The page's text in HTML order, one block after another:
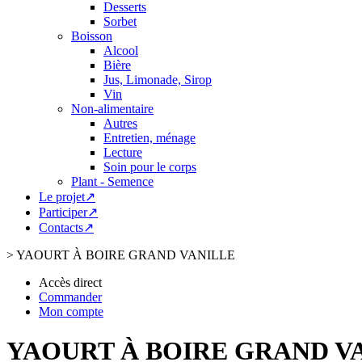
Desserts
Sorbet
Boisson
Alcool
Bière
Jus, Limonade, Sirop
Vin
Non-alimentaire
Autres
Entretien, ménage
Lecture
Soin pour le corps
Plant - Semence
Le projet↗
Participer↗
Contacts↗
>YAOURT À BOIRE GRAND VANILLE
Accès direct
Commander
Mon compte
YAOURT À BOIRE GRAND